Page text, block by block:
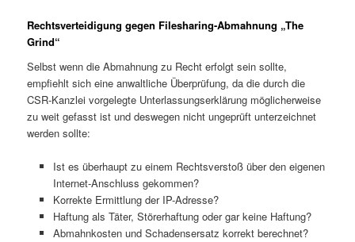
Rechtsverteidigung gegen Filesharing-Abmahnung „The
Grind“
Selbst wenn die Abmahnung zu Recht erfolgt sein sollte,
empfiehlt sich eine anwaltliche Überprüfung, da die durch die
CSR-Kanzlei vorgelegte Unterlassungserklärung möglicherweise
zu weit gefasst ist und deswegen nicht ungeprüft unterzeichnet
werden sollte:
Ist es überhaupt zu einem Rechtsverstoß über den eigenen
Internet-Anschluss gekommen?
Korrekte Ermittlung der IP-Adresse?
Haftung als Täter, Störerhaftung oder gar keine Haftung?
Abmahnkosten und Schadensersatz korrekt berechnet?